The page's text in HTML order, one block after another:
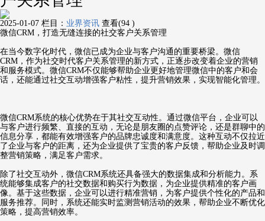
2025-01-07 栏目： 业界资讯 查看(94 )
微信CRM，打造无缝连接的社交客户关系管理
在当今数字化时代，微信已成为企业与客户沟通的重要桥梁。微信
CRM，作为社交时代客户关系管理的新方式，正逐步改变着企业的营销
和服务模式。微信CRM不仅能够帮助企业更好地管理微信中的客户和会
话，还能通过社交互动增强客户粘性，提升营销效果，实现智能化管理。
微信CRM系统的核心优势在于其社交互动性。通过微信平台，企业可以
与客户进行频繁、直接的互动，无论是朋友圈的点赞评论，还是群聊中的
信息分享，都能有效增强客户的品牌忠诚度和满意度。这种互动不仅拉近
了企业与客户的距离，还为企业提供了宝贵的客户反馈，帮助企业及时调
整营销策略，满足客户需求。
除了社交互动外，微信CRM系统还具备强大的数据集成和分析能力。系
统能够集成客户的社交数据和购买行为数据，为企业提供精准的客户画
像。基于这些数据，企业可以进行精准营销，为客户提供个性化的产品和
服务推荐。同时，系统还能实时监测营销活动的效果，帮助企业不断优化
策略，提高营销效率。